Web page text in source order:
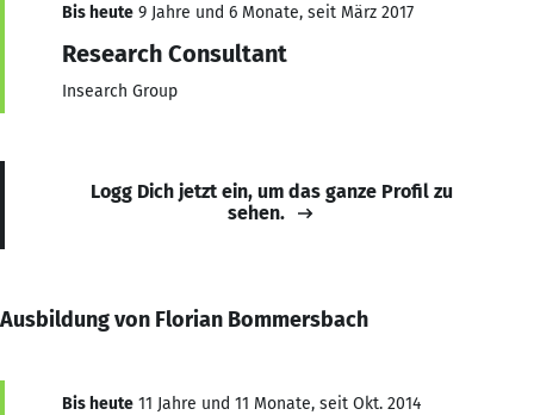
Bis heute 9 Jahre und 6 Monate, seit März 2017
Research Consultant
Insearch Group
Logg Dich jetzt ein, um das ganze Profil zu
sehen.
Ausbildung von Florian Bommersbach
Bis heute 11 Jahre und 11 Monate, seit Okt. 2014